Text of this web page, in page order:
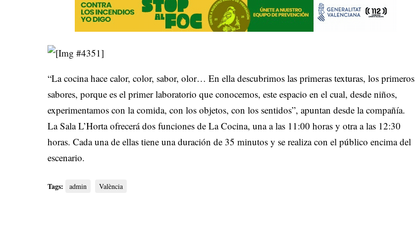
“La cocina hace calor, color, sabor, olor… En ella descubrimos las primeras texturas, los primeros
sabores, porque es el primer laboratorio que conocemos, este espacio en el cual, desde niños,
experimentamos con la comida, con los objetos, con los sentidos”, apuntan desde la compañía.
La Sala L’Horta ofrecerá dos funciones de La Cocina, una a las 11:00 horas y otra a las 12:30
horas. Cada una de ellas tiene una duración de 35 minutos y se realiza con el público encima del
escenario.
Tags: admin València